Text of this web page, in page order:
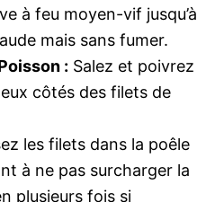
à feu moyen-vif jusqu’à
mais sans fumer.
: Salez et poivrez
côtés des filets de
les filets dans la poêle
à ne pas surcharger la
plusieurs fois si